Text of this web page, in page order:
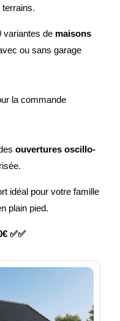
variantes de maisons
ou sans garage
la commande
ouvertures oscillo-
idéal pour votre famille
plain pied.
✅✅